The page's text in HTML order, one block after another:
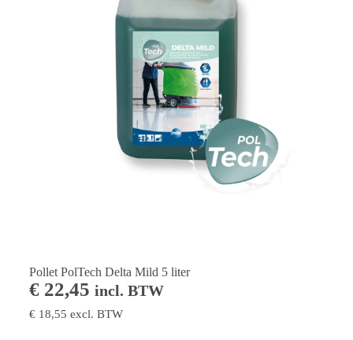
Pollet PolTech Delta Mild 5 liter
€22,45 incl. BTW
€18,55 excl. BTW